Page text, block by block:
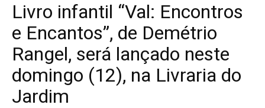
Livro infantil “Val: Encontros
e Encantos”, de Demétrio
Rangel, será lançado neste
domingo (12), na Livraria do
Jardim